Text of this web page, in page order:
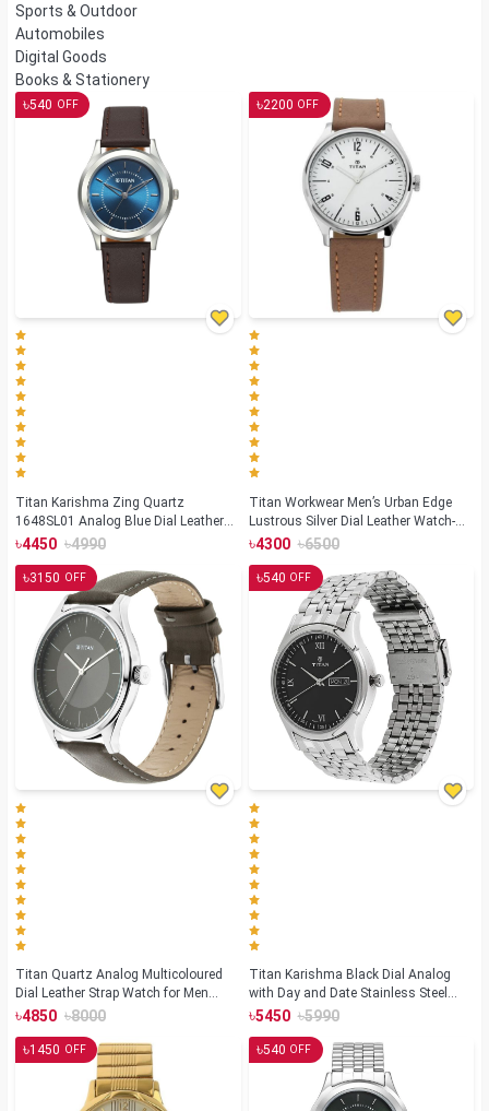
Sports & Outdoor
Automobiles
Digital Goods
Books & Stationery
৳540 OFF
Titan Karishma Zing Quartz
1648SL01 Analog Blue Dial Leather
Strap Watch for Men
৳4450 ৳4990
৳2200 OFF
Titan Workwear Men’s Urban Edge
Lustrous Silver Dial Leather Watch-
1802SL01
৳4300 ৳6500
৳3150 OFF
Titan Quartz Analog Multicoloured
Dial Leather Strap Watch for Men
(NS1729SL04)
৳4850 ৳8000
৳540 OFF
Titan Karishma Black Dial Analog
with Day and Date Stainless Steel
Strap watch for Men(NS1636SM01)
৳5450 ৳5990
৳1450 OFF ৳540 OFF